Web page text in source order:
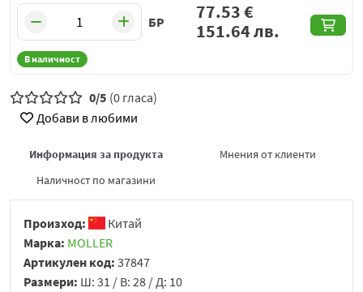
БР
В наличност
77.53€
151.64лв.
0/5 (0 гласа)
Добави в любими
Информация за продукта
Мнения от клиенти
Наличност по магазини
Произход:
Китай
Марка: MOLLER
Артикулен код: 37847
Размери: Ш: 31 / В: 28 / Д: 10